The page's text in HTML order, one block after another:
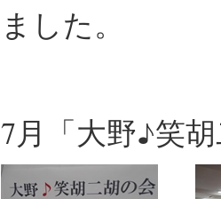
ました。
7月「大野♪笑